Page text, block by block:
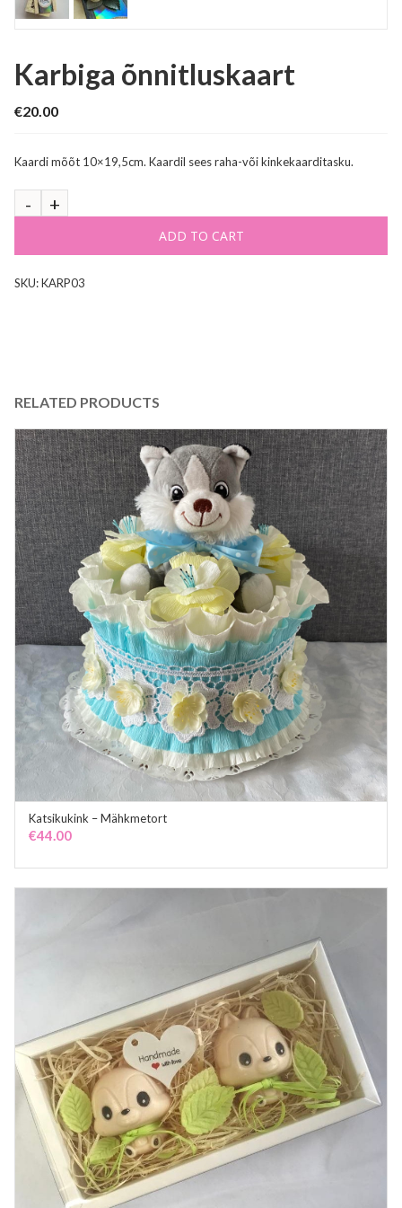
Karbiga õnnitluskaart
€20.00
Kaardi mõõt 10×19,5cm. Kaardil sees raha-või kinkekaarditasku.
ADD TO CART
SKU:KARP03
RELATED PRODUCTS
Katsikukink – Mähkmetort
€44.00